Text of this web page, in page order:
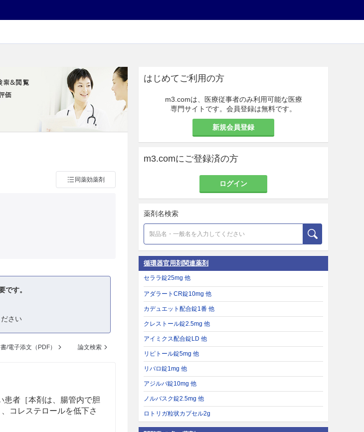
同薬効薬剤
です。
さい
/電子添文（PDF） 論文検索
者［本剤は、腸管内で胆
コレステロールを低下さ
はじめてご利用の方
m3.comは、医療従事者のみ利用可能な医療
専門サイトです。会員登録は無料です。
新規会員登録
m3.comにご登録済の方
ログイン
薬剤名検索
循環器官用剤関連薬剤
セララ錠25mg 他
アダラートCR錠10mg 他
カデュエット配合錠1番 他
クレストール錠2.5mg 他
アイミクス配合錠LD 他
リピトール錠5mg 他
リバロ錠1mg 他
アジルバ錠10mg 他
ノルバスク錠2.5mg 他
ロトリガ粒状カプセル2g